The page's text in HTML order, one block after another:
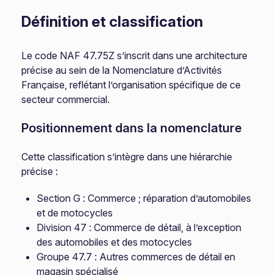
Définition et classification
Le code NAF 47.75Z s’inscrit dans une architecture
précise au sein de la Nomenclature d’Activités
Française, reflétant l’organisation spécifique de ce
secteur commercial.
Positionnement dans la nomenclature
Cette classification s’intègre dans une hiérarchie
précise :
Section G : Commerce ; réparation d’automobiles
et de motocycles
Division 47 : Commerce de détail, à l’exception
des automobiles et des motocycles
Groupe 47.7 : Autres commerces de détail en
magasin spécialisé